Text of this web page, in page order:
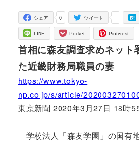
0
シェア -
ツイート
LINE Pocket Pinterest
首相に森友調査求めネッ
た近畿財務局職員の妻
https://www.tokyo-
np.co.jp/s/article/
東京新聞 2020年3月27日 18時
学校法人「森友学園」の国有